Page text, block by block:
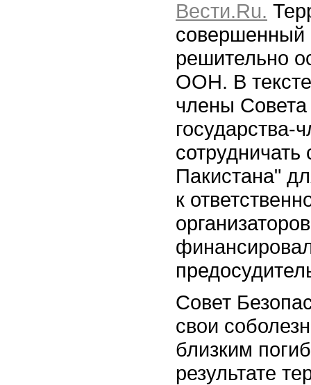
Вести.Ru.
совершенный
решительно
ООН. В тексте
члены Совета
сотрудничать
Пакистана"
к
Совет
свои
близким
результате